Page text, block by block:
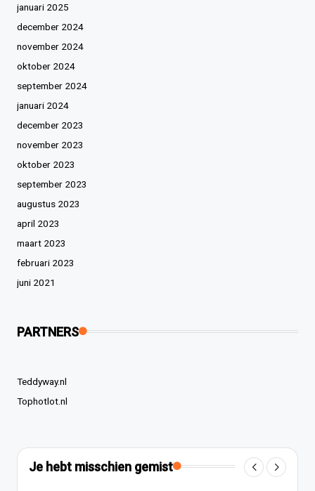
januari 2025
december 2024
november 2024
oktober 2024
september 2024
januari 2024
december 2023
november 2023
oktober 2023
september 2023
augustus 2023
april 2023
maart 2023
februari 2023
juni 2021
PARTNERS
Teddyway.nl
Tophotlot.nl
Je hebt misschien gemist